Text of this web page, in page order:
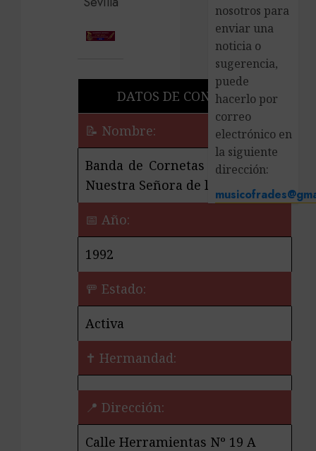
DATOS DE CONTACTO
📝 Nombre:
Banda de Cornetas y Tambores
Nuestra Señora de los Ángeles
📅 Año:
1992
🚥 Estado:
Activa
✝️ Hermandad:
📍 Dirección:
Calle Herramientas Nº 19 A
nosotros para
enviar una
noticia o
sugerencia,
puede
hacerlo por
correo
electrónico en
la siguiente
dirección: